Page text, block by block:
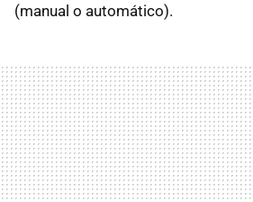
(manual o automático).